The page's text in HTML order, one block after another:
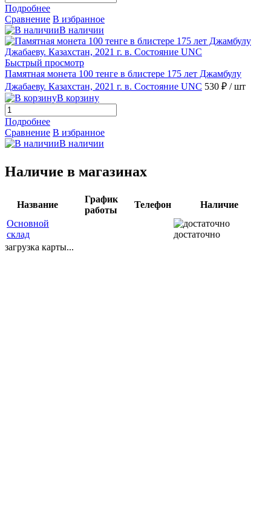
Подробнее
Сравнение В избранное
В наличии
Быстрый просмотр
Памятная монета 100 тенге в блистере 175 лет Джамбулу
Джабаеву. Казахстан, 2021 г. в. Состояние UNC 530 ₽ / шт
В корзину
Подробнее
Сравнение В избранное
В наличии
Наличие в магазинах
Название
График
работы
Телефон
Наличие
Основной
склад
достаточно
загрузка карты...